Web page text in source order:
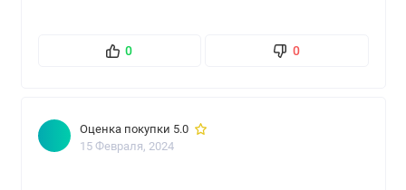
0 0
Оценка покупки 5.0
15 Февраля, 2024